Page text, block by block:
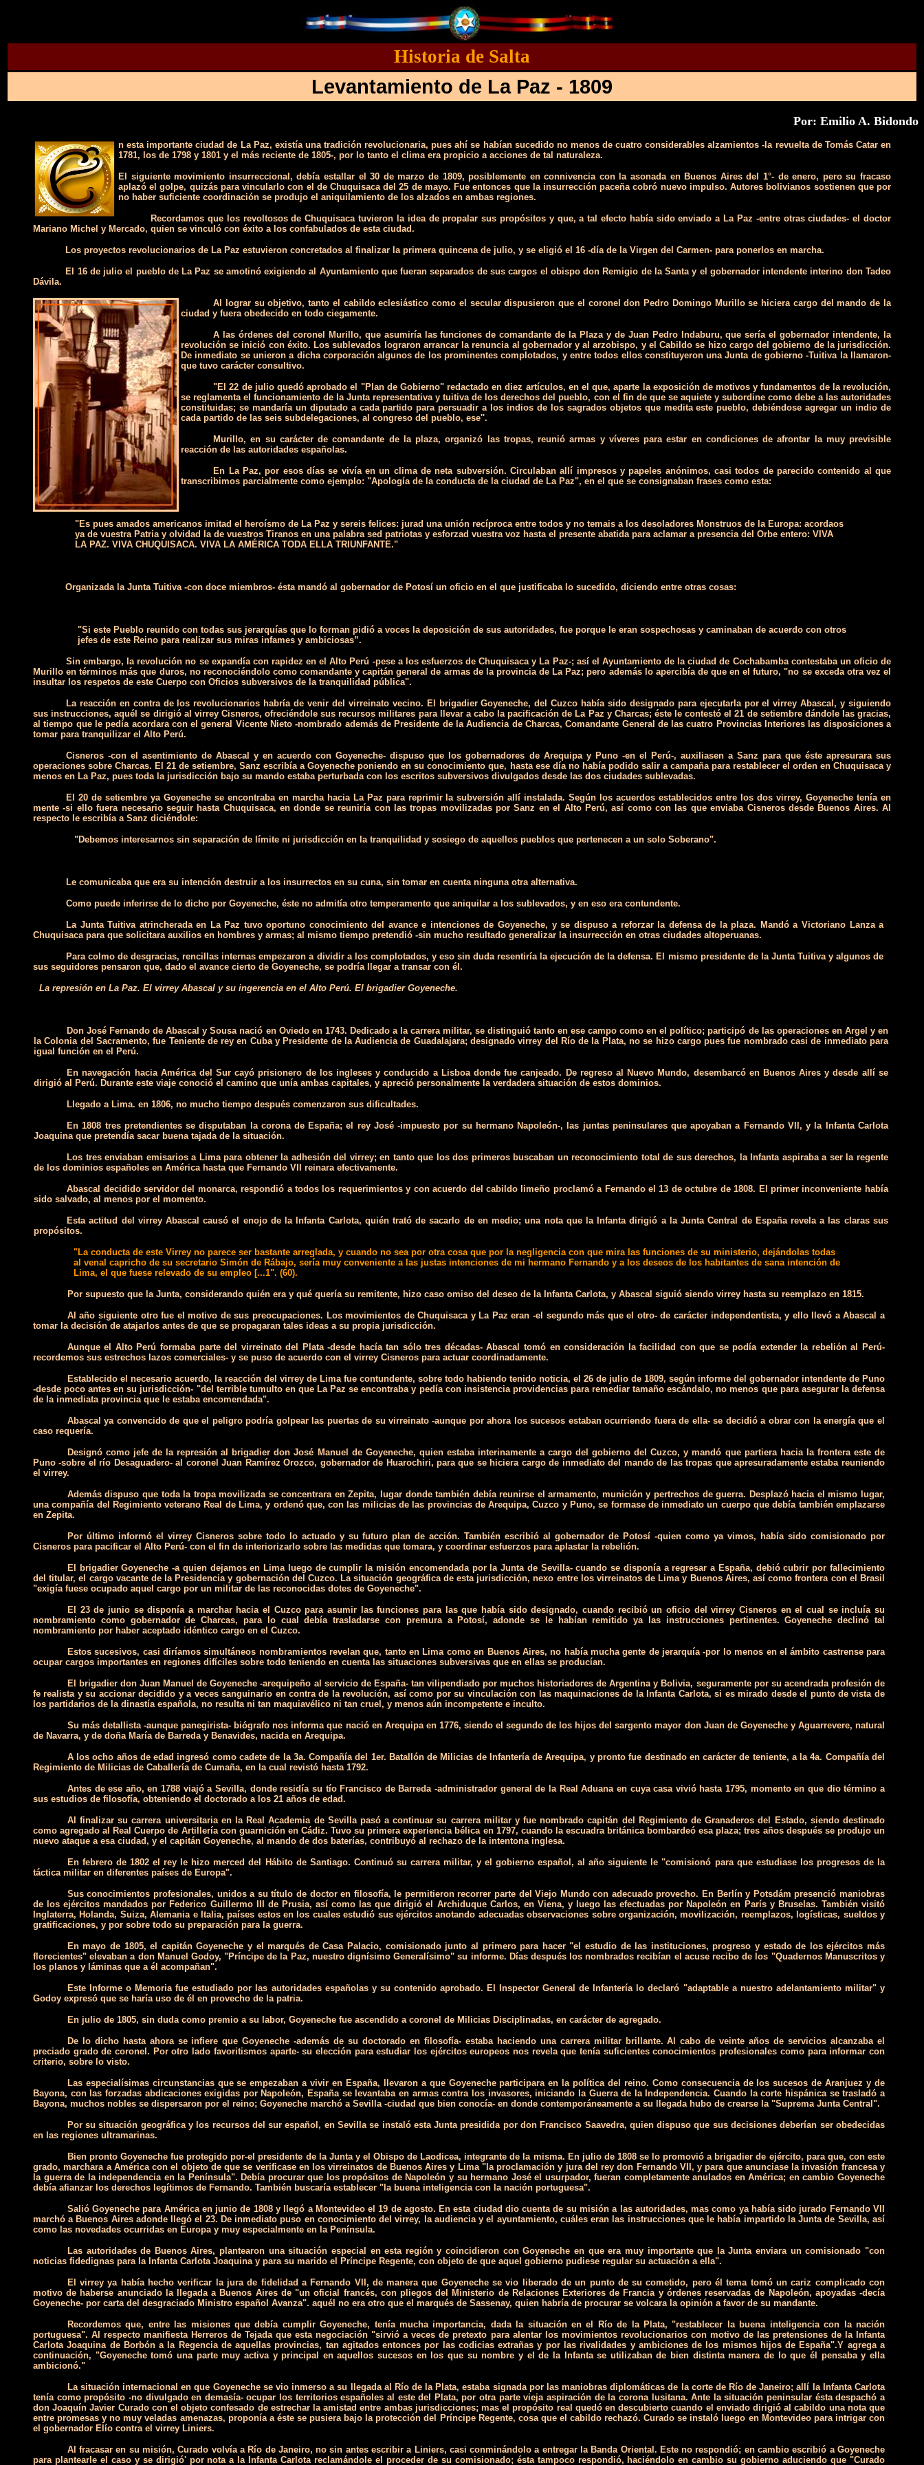
Historia de Salta
Levantamiento de La Paz - 1809
Por: Emilio A. Bidondo
n esta importante ciudad de La Paz, existía una tradición revolucionaria, pues ahí se habían sucedido no menos de cuatro considerables alzamientos -la revuelta de Tomás Catar en
1781, los de 1798 y 1801 y el más reciente de 1805-, por lo tanto el clima era propicio a acciones de tal naturaleza.
El siguiente movimiento insurreccional, debía estallar el 30 de marzo de 1809, posiblemente en connivencia con la asonada en Buenos Aires del 1°- de enero, pero su fracaso
aplazó el golpe, quizás para vincularlo con el de Chuquisaca del 25 de mayo. Fue entonces que la insurrección paceña cobró nuevo impulso. Autores bolivianos sostienen que por
no haber suficiente coordinación se produjo el aniquilamiento de los alzados en ambas regiones.
Recordamos que los revoltosos de Chuquisaca tuvieron la idea de propalar sus propósitos y que, a tal efecto había sido enviado a La Paz -entre otras ciudades- el doctor
Mariano Michel y Mercado, quien se vinculó con éxito a los confabulados de esta ciudad.
Los proyectos revolucionarios de La Paz estuvieron concretados al finalizar la primera quincena de julio, y se eligió el 16 -día de la Virgen del Carmen- para ponerlos en marcha.
El 16 de julio el pueblo de La Paz se amotinó exigiendo al Ayuntamiento que fueran separados de sus cargos el obispo don Remigio de la Santa y el gobernador intendente interino don Tadeo
Dávila.
Al lograr su objetivo, tanto el cabildo eclesiástico como el secular dispusieron que el coronel don Pedro Domingo Murillo se hiciera cargo del mando de la
ciudad y fuera obedecido en todo ciegamente.
A las órdenes del coronel Murillo, que asumiría las funciones de comandante de la Plaza y de Juan Pedro Indaburu, que sería el gobernador intendente, la
revolución se inició con éxito. Los sublevados lograron arrancar la renuncia al gobernador y al arzobispo, y el Cabildo se hizo cargo del gobierno de la jurisdicción.
De inmediato se unieron a dicha corporación algunos de los prominentes complotados, y entre todos ellos constituyeron una Junta de gobierno -Tuitiva la llamaron-
que tuvo carácter consultivo.
"El 22 de julio quedó aprobado el "Plan de Gobierno" redactado en diez artículos, en el que, aparte la exposición de motivos y fundamentos de la revolución,
se reglamenta el funcionamiento de la Junta representativa y tuitiva de los derechos del pueblo, con el fin de que se aquiete y subordine como debe a las autoridades
constituidas; se mandaría un diputado a cada partido para persuadir a los indios de los sagrados objetos que medita este pueblo, debiéndose agregar un indio de
cada partido de las seis subdelegaciones, al congreso del pueblo, ese''.
Murillo, en su carácter de comandante de la plaza, organizó las tropas, reunió armas y víveres para estar en condiciones de afrontar la muy previsible
reacción de las autoridades españolas.
En La Paz, por esos días se vivía en un clima de neta subversión. Circulaban allí impresos y papeles anónimos, casi todos de parecido contenido al que
transcribimos parcialmente como ejemplo: "Apología de la conducta de la ciudad de La Paz", en el que se consignaban frases como esta:
"Es pues amados americanos imitad el heroísmo de La Paz y sereis felices: jurad una unión recíproca entre todos y no temais a los desoladores Monstruos de la Europa: acordaos
ya de vuestra Patria y olvidad la de vuestros Tiranos en una palabra sed patriotas y esforzad vuestra voz hasta el presente abatida para aclamar a presencia del Orbe entero: VIVA
LA PAZ. VIVA CHUQUISACA. VIVA LA AMÉRICA TODA ELLA TRIUNFANTE."
Organizada la Junta Tuitiva -con doce miembros- ésta mandó al gobernador de Potosí un oficio en el que justificaba lo sucedido, diciendo entre otras cosas:
"Si este Pueblo reunido con todas sus jerarquías que lo forman pidió a voces la deposición de sus autoridades, fue porque le eran sospechosas y caminaban de acuerdo con otros
jefes de este Reino para realizar sus miras infames y ambiciosas”.
Sin embargo, la revolución no se expandía con rapidez en el Alto Perú -pese a los esfuerzos de Chuquisaca y La Paz-; así el Ayuntamiento de la ciudad de Cochabamba contestaba un oficio de
Murillo en términos más que duros, no reconociéndolo como comandante y capitán general de armas de la provincia de La Paz; pero además lo apercibía de que en el futuro, "no se exceda otra vez el
insultar los respetos de este Cuerpo con Oficios subversivos de la tranquilidad pública".
La reacción en contra de los revolucionarios habría de venir del virreinato vecino. El brigadier Goyeneche, del Cuzco había sido designado para ejecutarla por el virrey Abascal, y siguiendo
sus instrucciones, aquél se dirigió al virrey Cisneros, ofreciéndole sus recursos militares para llevar a cabo la pacificación de La Paz y Charcas; éste le contestó el 21 de setiembre dándole las gracias,
al tiempo que le pedía acordara con el general Vicente Nieto -nombrado además de Presidente de la Audiencia de Charcas, Comandante General de las cuatro Provincias Interiores­ las disposiciones a
tomar para tranquilizar el Alto Perú.
Cisneros -con el asentimiento de Abascal y en acuerdo con Goyeneche- dispuso que los gobernadores de Arequipa y Puno -en el Perú-, auxiliasen a Sanz para que éste apresurara sus
operaciones sobre Charcas. El 21 de setiembre, Sanz escribía a Goyeneche poniendo en su conocimiento que, hasta ese día no había podido salir a campaña para restablecer el orden en Chuquisaca y
menos en La Paz, pues toda la jurisdicción bajo su mando estaba perturbada con los escritos subversivos divulgados desde las dos ciudades sublevadas.
El 20 de setiembre ya Goyeneche se encontraba en mar­cha hacia La Paz para reprimir la subversión allí instala­da. Según los acuerdos establecidos entre los dos virrey­, Goyeneche tenía en
mente -si ello fuera necesario seguir hasta Chuquisaca, en donde se reuniría con las tropas­ movilizadas por Sanz en el Alto Perú, así como con las que enviaba Cisneros desde Buenos Aires. Al
respecto le escribía a Sanz diciéndole:
"Debemos interesarnos sin separación de límite ni jurisdicción en la tranquilidad y sosiego de aquellos pueblos que pertenecen a un solo Soberano".
Le comunicaba que era su intención destruir a los insurrectos en su cuna, sin tomar en cuenta ninguna otra alternativa.
Como puede inferirse de lo dicho por Goyeneche, éste no admitía otro temperamento que aniquilar a los sublevados, y en eso era contundente.
La Junta Tuitiva atrincherada en La Paz tuvo oportuno conocimiento del avance e intenciones de Goyeneche, y se dispuso a reforzar la defensa de la plaza. Mandó a Victoriano Lanza a
Chuquisaca para que solicitara auxilios en hombres y armas; al mismo tiempo pretendió -sin mucho resultado­ generalizar la insurrección en otras ciudades altoperuanas.
Para colmo de desgracias, rencillas internas empezaron a dividir a los complotados, y eso sin duda resentiría la ejecución de la defensa. El mismo presidente de la Junta Tuitiva y algunos de
sus seguidores pensaron que, dado el avance cierto de Goyeneche, se podría llegar a transar con él.
La represión en La Paz. El virrey Abascal y su ingerencia en el Alto Perú. El brigadier Goyeneche.
Don José Fernando de Abascal y Sousa nació en Oviedo en 1743. Dedicado a la carrera militar, se distinguió tanto en ese campo como en el político; participó de las operaciones en Argel y en
la Colonia del Sacramento, fue Teniente de rey en Cuba y Presidente de la Audiencia de Guadalajara; designado virrey del Río de la Plata, no se hizo cargo pues fue nombrado casi de inmediato para
igual función en el Perú.
En navegación hacia América del Sur cayó prisionero de los ingleses y conducido a Lisboa donde fue canjeado. De regreso al Nuevo Mundo, desembarcó en Buenos Aires y desde allí se
dirigió al Perú. Durante este viaje conoció el camino que unía ambas capitales, y apreció personalmente la verdadera situación de estos dominios.
Llegado a Lima. en 1806, no mucho tiempo después comenzaron sus dificultades.
En 1808 tres pretendientes se disputaban la corona de España; el rey José -impuesto por su hermano Napoleón-, las juntas peninsulares que apoyaban a Fernando VII, y la Infanta Carlota
Joaquina que pretendía sacar buena tajada de la situación.
Los tres enviaban emisarios a Lima para obtener la adhesión del virrey; en tanto que los dos primeros buscaban un reconocimiento total de sus derechos, la Infanta aspiraba a ser la regente
de los dominios españoles en América hasta que Fernando VII reinara efectivamente.
Abascal decidido servidor del monarca, respondió a todos los requerimientos y con acuerdo del cabildo limeño proclamó a Fernando el 13 de octubre de 1808. El primer inconveniente había
sido salvado, al menos por el momento.
Esta actitud del virrey Abascal causó el enojo de la Infanta Carlota, quién trató de sacarlo de en medio; una nota que la Infanta dirigió a la Junta Central de España revela a las claras sus
propósitos.
"La conducta de este Virrey no parece ser bastante arreglada, y cuando no sea por otra cosa que por la negligencia con que mira las funciones de su ministerio, dejándolas todas
al venal capricho de su secretario Simón de Rábajo, sería muy conveniente a las justas intenciones de mi hermano Fernando y a los deseos de los habitantes de sana intención de
Lima, el que fuese relevado de su empleo [...1". (60).
Por supuesto que la Junta, considerando quién era y qué quería su remitente, hizo caso omiso del deseo de la Infanta Carlota, y Abascal siguió siendo virrey hasta su reemplazo en 1815.
Al año siguiente otro fue el motivo de sus preocupaciones. Los movimientos de Chuquisaca y La Paz eran -el segundo más que el otro- de carácter independentista, y ello llevó a Abascal a
tomar la decisión de atajarlos antes de que se propagaran tales ideas a su propia jurisdicción.
Aunque el Alto Perú formaba parte del virreinato del Plata -desde hacía tan sólo tres décadas- Abascal tomó en consideración la facilidad con que se podía extender la rebelión al Perú-
recordemos sus estrechos lazos comerciales- y se puso de acuerdo con el virrey Cisneros para actuar coordinadamente.
Establecido el necesario acuerdo, la reacción del virrey de Lima fue contundente, sobre todo habiendo tenido noticia, el 26 de julio de 1809, según informe del gobernador intendente de Puno
-desde poco antes en su jurisdicción- "del terrible tumulto en que La Paz se encontraba y pedía con insistencia providencias para remediar tamaño escándalo, no menos que para asegurar la defensa
de la inmediata provincia que le estaba encomendada".
Abascal ya convencido de que el peligro podría golpear las puertas de su virreinato -aunque por ahora los sucesos estaban ocurriendo fuera de ella- se decidió a obrar con la energía que el
caso requería.
Designó como jefe de la represión al brigadier don José Manuel de Goyeneche, quien estaba interinamente a cargo del gobierno del Cuzco, y mandó que partiera hacia la frontera este de
Puno -sobre el río Desaguadero- al coronel Juan Ramírez Orozco, gobernador de Huarochiri, para que se hiciera cargo de inmediato del mando de las tropas que apresuradamente estaba reuniendo
el virrey.
Además dispuso que toda la tropa movilizada se concentrara en Zepita, lugar donde también debía reunirse el armamento, munición y pertrechos de guerra. Desplazó hacia el mismo lugar,
una compañía del Regimiento veterano Real de Lima, y ordenó que, con las milicias de las provincias de Arequipa, Cuzco y Puno, se formase de inmediato un cuerpo que debía también emplazarse
en Zepita.
Por último informó el virrey Cisneros sobre todo lo actuado y su futuro plan de acción. También escribió al gobernador de Potosí -quien como ya vimos, había sido comisionado por
Cisneros para pacificar el Alto Perú- con el fin de interiorizarlo sobre las medidas que tomara, y coordinar esfuerzos para aplastar la rebelión.
El brigadier Goyeneche -a quien dejamos en Lima luego de cumplir la misión encomendada por la Junta de Sevilla- cuando se disponía a regresar a España, debió cubrir por fallecimiento
del titular, el cargo vacante de la Presidencia y gobernación del Cuzco. La situación geográfica de esta jurisdicción, nexo entre los virreinatos de Lima y Buenos Aires, así como frontera con el Brasil
"exigía fuese ocupado aquel cargo por un militar de las reconocidas dotes de Goyeneche".
El 23 de junio se disponía a marchar hacia el Cuzco para asumir las funciones para las que había sido designado, cuando recibió un oficio del virrey Cisneros en el cual se incluía su
nombramiento como gobernador de Charcas, para lo cual debía trasladarse con premura a Potosí, adonde se le habían remitido ya las instrucciones pertinentes. Goyeneche declinó tal
nombramiento por haber aceptado idéntico cargo en el Cuzco.
Estos sucesivos, casi diríamos simultáneos nombramientos revelan que, tanto en Lima como en Buenos Aires, no había mucha gente de jerarquía -por lo menos en el ámbito castrense para
ocupar cargos importantes en regiones difíciles sobre todo teniendo en cuenta las situaciones subversivas que en ellas se producían.
El brigadier don Juan Manuel de Goyeneche -arequipeño al servicio de España- tan vilipendiado por muchos historiadores de Argentina y Bolivia, seguramente por su acendrada profesión de
fe realista y su accionar decidido y a veces sanguinario en contra de la revolución, así como por su vinculación con las maquinaciones de la Infanta Carlota, si es mirado desde el punto de vista de
los partidarios de la dinastía española, no resulta ni tan maquiavélico ni tan cruel, y menos aún incompetente e inculto.
Su más detallista -aunque panegirista- biógrafo nos informa que nació en Arequipa en 1776, siendo el segundo de los hijos del sargento mayor don Juan de Goyeneche y Aguarrevere, natural
de Navarra, y de doña María de Barreda y Benavides, nacida en Arequipa.
A los ocho años de edad ingresó como cadete de la 3a. Compañía del 1er. Batallón de Milicias de Infantería de Arequipa, y pronto fue destinado en carácter de teniente, a la 4a. Compañía del
Regimiento de Milicias de Caballería de Cumaña, en la cual revistó hasta 1792.
Antes de ese año, en 1788 viajó a Sevilla, donde residía su tío Francisco de Barreda -administrador general de la Real Aduana ­en cuya casa vivió hasta 1795, momento en que dio término a
sus estudios de filosofía, obteniendo el doctorado a los 21 años de edad.
Al finalizar su carrera universitaria en la Real Academia de Sevilla pasó a continuar su carrera militar y fue nombrado capitán del Regimiento de Granaderos del Estado, siendo destinado
como agregado al Real Cuerpo de Artillería con guarnición en Cádiz. Tuvo su primera experiencia bélica en 1797, cuando la escuadra británica bombardeó esa plaza; tres años después se produjo un
nuevo ataque a esa ciudad, y el capitán Goyeneche, al mando de dos baterías, contribuyó al rechazo de la intentona inglesa.
En febrero de 1802 el rey le hizo merced del Hábito de Santiago. Continuó su carrera militar, y el gobierno español, al año siguiente le "comisionó para que estudiase los progresos de la
táctica militar en diferentes países de Europa".
Sus conocimientos profesionales, unidos a su título de doctor en filosofía, le permitieron recorrer parte del Viejo Mundo con adecuado provecho. En Berlín y Potsdám presenció maniobras
de los ejércitos mandados por Federico Guillermo III de Prusia, así como las que dirigió el Archiduque Carlos, en Viena, y luego las efectuadas por Napoleón en París y Bruselas. También visitó
Inglaterra, Holanda, Suiza, Alemania e Italia, países estos en los cuales estudió sus ejércitos anotando adecuadas observaciones sobre organización, movilización, reemplazos, logísticas, sueldos y
gratificaciones, y por sobre todo su preparación para la guerra.
En mayo de 1805, el capitán Goyeneche y el marqués de Casa Palacio, comisionado junto al primero para hacer "el estudio de las instituciones, progreso y estado de los ejércitos más
florecientes" elevaban a don Manuel Godoy, "Príncipe de la Paz, nuestro dignísimo Generalísimo" su informe. Días después los nombrados recibían el acuse recibo de los "Quadernos Manuscritos y
los planos y láminas que a él acompañan".
Este Informe o Memoria fue estudiado por las autoridades españolas y su contenido aprobado. El Inspector General de Infantería lo declaró "adaptable a nuestro adelantamiento militar" y
Godoy expresó que se haría uso de él en provecho de la patria.
En julio de 1805, sin duda como premio a su labor, Goyeneche fue ascendido a coronel de Milicias Disciplinadas, en carácter de agregado.
De lo dicho hasta ahora se infiere que Goyeneche -además de su doctorado en filosofía- estaba haciendo una carrera militar brillante. Al cabo de veinte años de servicios alcanzaba el
preciado grado de coronel. Por otro lado favoritismos aparte- su elección para estudiar los ejércitos europeos nos revela que tenía suficientes conocimientos profesionales como para informar con
criterio, sobre lo visto.
Las especialísimas circunstancias que se empezaban a vivir en España, llevaron a que Goyeneche participara en la política del reino. Como consecuencia de los sucesos de Aranjuez y de
Bayona, con las forzadas abdicaciones exigidas por Napoleón, España se levantaba en armas contra los invasores, iniciando la Guerra de la Independencia. Cuando la corte hispánica se trasladó a
Bayona, muchos nobles se dispersaron por el reino; Goyeneche marchó a Sevilla -ciudad que bien conocía- en donde contemporáneamente a su llegada hubo de crearse la "Suprema Junta Central".
Por su situación geográfica y los recursos del sur español, en Sevilla se instaló esta Junta presidida por don Francisco Saavedra, quien dispuso que sus decisiones deberían ser obedecidas
en las regiones ultramarinas.
Bien pronto Goyeneche fue protegido por-el presidente de la Junta y el Obispo de Laodicea, integrante de la misma. En julio de 1808 se lo promovió a brigadier de ejército, para que, con este
grado, marchara a América con el objeto de que se verificase en los virreinatos de Buenos Aires y Lima "la proclamación y jura del rey don Fernando VII, y para que anunciase la invasión francesa y
la guerra de la independencia en la Península". Debía procurar que los propósitos de Napoleón y su hermano José el usurpador, fueran completamente anulados en América; en cambio Goyeneche
debía afianzar los derechos legítimos de Fernando. También buscaría establecer "la buena inteligencia con la nación portuguesa".
Salió Goyeneche para América en junio de 1808 y llegó a Montevideo el 19 de agosto. En esta ciudad dio cuenta de su misión a las autoridades, mas como ya había sido jurado Fernando VII
marchó a Buenos Aires adonde llegó el 23. De inmediato puso en conocimiento del virrey, la audiencia y el ayuntamiento, cuáles eran las instrucciones que le había impartido la Junta de Sevilla, así
como las novedades ocurridas en Europa y muy especialmente en la Península.
Las autoridades de Buenos Aires, plantearon una situación especial en esta región y coincidieron con Goyeneche en que era muy importante que la Junta enviara un comisionado "con
noticias fidedignas para la Infanta Carlota Joaquina y para su marido el Príncipe Regente, con objeto de que aquel gobierno pudiese regular su actuación a ella".
El virrey ya había hecho verificar la jura de fidelidad a Fernando VII, de manera que Goyeneche se vio liberado de un punto de su cometido, pero él tema tomó un cariz complicado con
motivo de haberse anunciado la llegada a Buenos Aires de "un oficial francés, con pliegos del Ministerio de Relaciones Exteriores de Francia y órdenes reservadas de Napoleón, apoyadas -decía
Goyeneche- por carta del desgraciado Ministro español Avanza". aquél no era otro que el marqués de Sassenay, quien habría de procurar se volcara la opinión a favor de su mandante.
Recordemos que, entre las misiones que debía cumplir Goyeneche, tenía mucha importancia, dada la situación en el Río de la Plata, "restablecer la buena inteligencia con la nación
portuguesa". Al respecto manifiesta Herreros de Tejada que esta negociación "sirvió a veces de pretexto para alentar los movimientos revolucionarios con motivo de las pretensiones de la Infanta
Carlota Joaquina de Borbón a la Regencia de aquellas provincias, tan agitados entonces por las codicias extrañas y por las rivalidades y ambiciones de los mismos hijos de España".Y agrega a
continuación, "Goyeneche tomó una parte muy activa y principal en aquellos sucesos en los que su nombre y el de la Infanta se utilizaban de bien distinta manera de lo que él pensaba y ella
ambicionó."
La situación internacional en que Goyeneche se vio inmerso a su llegada al Río de la Plata, estaba signada por las maniobras diplomáticas de la corte de Río de Janeiro; allí la Infanta Carlota
tenía como propósito -no divulgado en demasía- ocupar los territorios españoles al este del Plata, por otra parte vieja aspiración de la corona lusitana. Ante la situación peninsular ésta despachó a
don Joaquín Javier Curado con el objeto confesado de estrechar la amistad entre ambas jurisdicciones; mas el propósito real quedó en descubierto cuando el enviado dirigió al cabildo una nota que
entre promesas y no muy veladas amenazas, proponía a éste se pusiera bajo la protección del Príncipe Regente, cosa que el cabildo rechazó. Curado se instaló luego en Montevideo para intrigar con
el gobernador Elío contra el virrey Liniers.
Al fracasar en su misión, Curado volvía a Río de Janeiro, no sin antes escribir a Liniers, casi conminándolo a entregar la Banda Oriental. Este no respondió; en cambio escribió a Goyeneche
para plantearle el caso y se dirigió' por nota a la Infanta Carlota reclamándole el proceder de su comisionado; ésta tampoco respondió, haciéndolo en cambio su gobierno aduciendo que "Curado